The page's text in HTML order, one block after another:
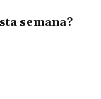
semana?